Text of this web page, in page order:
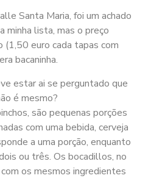
Santa Maria, foi um achado
minha lista, mas o preço
euro cada tapas com
bacaninha.
estar ai se perguntado que
é mesmo?
são pequenas porções
com uma bebida, cerveja
a uma porção, enquanto
ou três. Os bocadillos, no
os mesmos ingredientes